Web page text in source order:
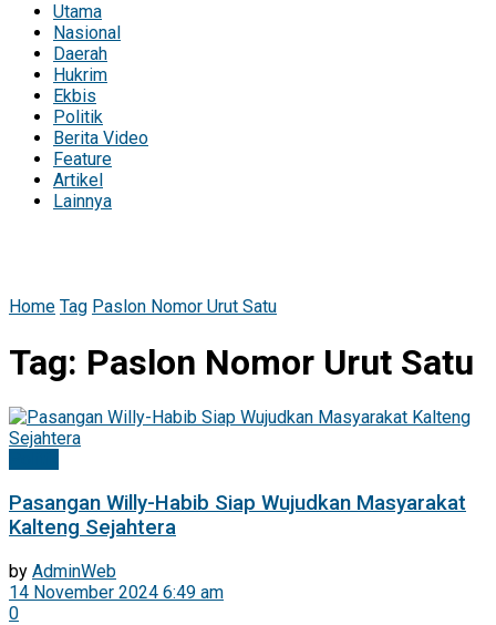
Utama
Nasional
Daerah
Hukrim
Ekbis
Politik
Berita Video
Feature
Artikel
Lainnya
Home Tag Paslon Nomor Urut Satu
Tag: Paslon Nomor Urut Satu
Pasangan Willy-Habib Siap Wujudkan Masyarakat
Kalteng Sejahtera
by AdminWeb
14 November 2024 6:49 am
0